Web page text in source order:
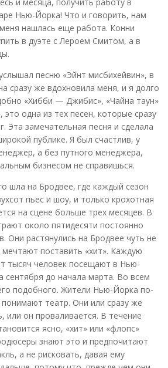
Нью-Йорка! Что и говорить, нам
нашлась еще работа. Конни
в дуэте с Лероем Смитом, а в
песню «Эйнт мисбихейвин», в
сразу же вдохновила меня, и я долго
«Хибби — Джибис», «Чайна таун»
одна из тех песен, которые сразу
Эта замечательная песня и сделала
публике. Я был счастлив, у
а без путного менеджера,
бизнесом не справишься.
шла на Бродвее, где каждый сезон
пьес и шоу, и только крохотная
на сцене больше трех месяцев. В
около пятидесяти постоянно
Они растянулись на Бродвее чуть не
поставить «хит». Каждую
тысяч человек посещают в Нью-
сентября до начала марта. Во всем
подобного. Жители Нью-Йорка по-
театр. Они или сразу же
или он проваливается. В течение
ясно, «хит» или «флопс»
знают это и предпочитают
а не рисковать, давая ему